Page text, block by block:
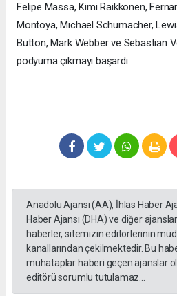
Felipe Massa, Kimi Raikkonen,
Montoya, Michael Schumacher,
Button, Mark Webber ve Sebastian
podyuma çıkmayı başardı.
Anadolu Ajansı (AA), İhlas Haber
Haber Ajansı (DHA) ve diğer
haberler, sitemizin editörlerinin
kanallarından çekilmektedir. Bu
muhataplar haberi geçen ajanslar
editörü sorumlu tutulamaz...